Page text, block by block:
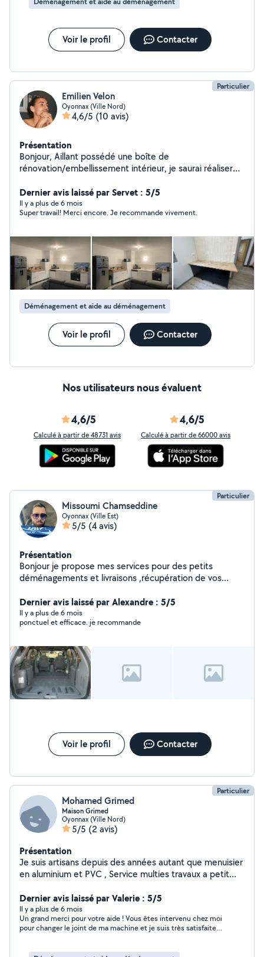
Voir le profil Contacter
Particulier
Emilien Velon
Oyonnax (Ville Nord)
4,6/5 (10 avis)
Présentation
Bonjour, Aillant possédé une boîte de
rénovation/embellissement intérieur, je saurai réaliser
métier : Serrurerie, Menuiserie, petite plomberie,
Peinture, Tapisserie, Espaces Vert, petite pose
d'électricité ainsi que du nettoyage/ménage. En restant
Dernier avis laissé par Servet : 5/5
Il y a plus de 6 mois
Super travail! Merci encore. Je recommande vivement.
Déménagement et aide au déménagement
Voir le profil Contacter
Nos utilisateurs nous évaluent
4,6/5
Calculé à partir de 48731 avis
4,6/5
Calculé à partir de 66000 avis
Particulier
Missoumi Chamseddine
Oyonnax (Ville Est)
5/5 (4 avis)
Présentation
Bonjour je propose mes services pour des petits
déménagements et livraisons ,récupération de vos
Dernier avis laissé par Alexandre : 5/5
Il y a plus de 6 mois
ponctuel et efficace. je recommande
Voir le profil Contacter
Particulier
Mohamed Grimed
Maison Grimed
Oyonnax (Ville Nord)
5/5 (2 avis)
Présentation
Je suis artisans depuis des années autant que menuisier
en aluminium et PVC , Service multies travaux a petit
Petits travaux de bricolage et réparation Montage de
meuble Déplacement aide au transport déménagement
et je sais faire plein dautre chose Travail soigné et
rapide Disponible sur Oyonnax et alentours
Dernier avis laissé par Valerie : 5/5
Il y a plus de 6 mois
Un grand merci pour votre aide ! Vous êtes intervenu chez moi
pour changer le joint de ma machine et je suis très satisfaite